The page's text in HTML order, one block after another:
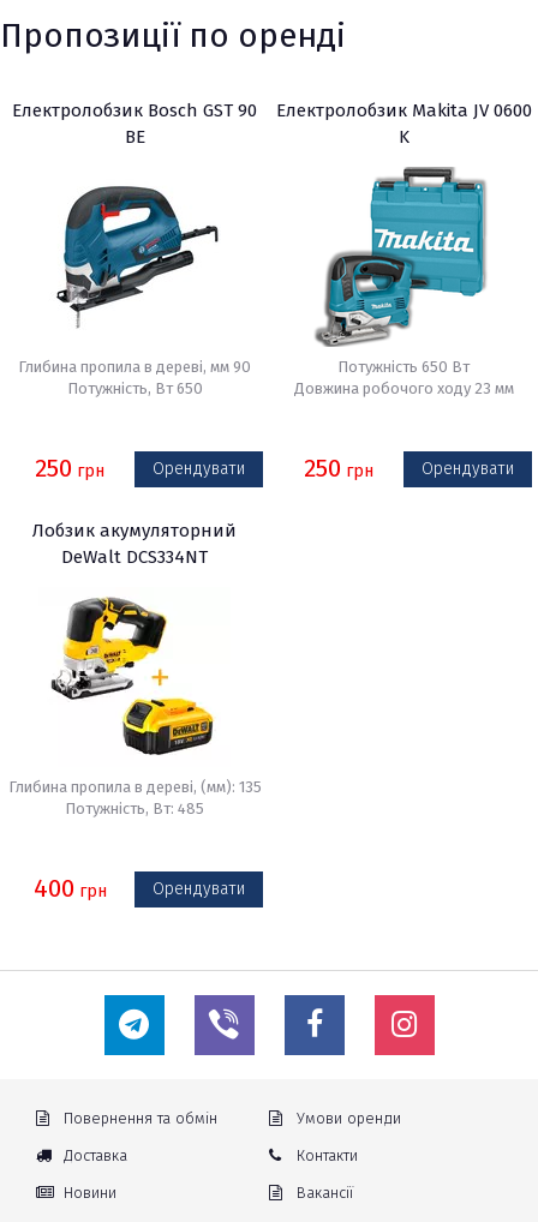
Пропозиції по оренді
Електролобзик Bosch GST 90
BE
Глибина пропила в дереві, мм 90
Потужність, Вт 650
250 грн Орендувати
Електролобзик Makita JV 0600
K
Потужність 650 Вт
Довжина робочого ходу 23 мм
250 грн Орендувати
Лобзик акумуляторний
DeWalt DCS334NT
Глибина пропила в дереві, (мм): 135
Потужність, Вт: 485
400 грн Орендувати
Повернення та обмін Умови оренди
Доставка Контакти
Новини Вакансії